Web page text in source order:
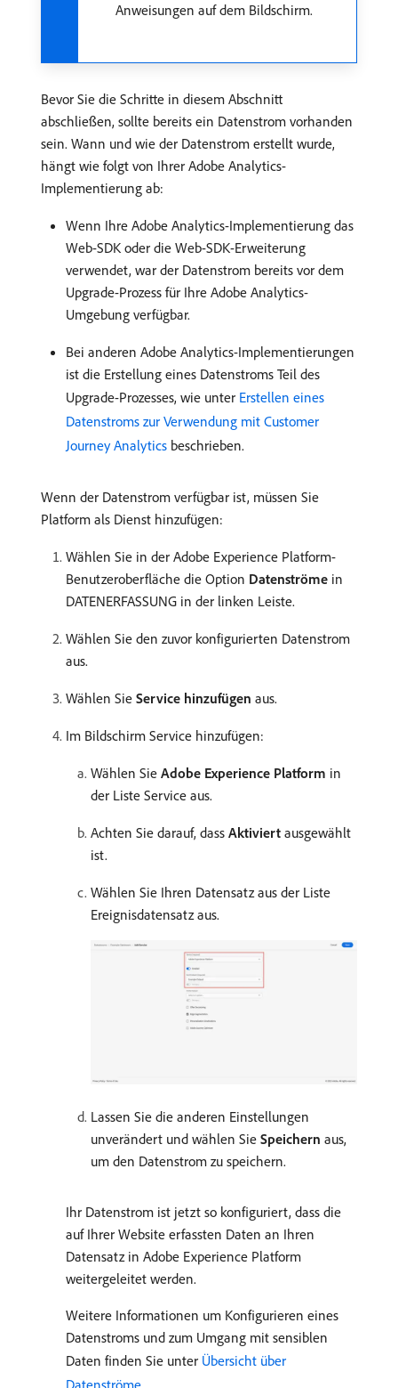
Anweisungen auf dem Bildschirm.
Bevor Sie die Schritte in diesem Abschnitt
abschließen, sollte bereits ein Datenstrom vorhanden
sein. Wann und wie der Datenstrom erstellt wurde,
hängt wie folgt von Ihrer Adobe Analytics-
Implementierung ab:
Wenn Ihre Adobe Analytics-Implementierung das
Web-SDK oder die Web-SDK-Erweiterung
verwendet, war der Datenstrom bereits vor dem
Upgrade-Prozess für Ihre Adobe Analytics-
Umgebung verfügbar.
Bei anderen Adobe Analytics-Implementierungen
ist die Erstellung eines Datenstroms Teil des
Upgrade-Prozesses, wie unter Erstellen eines
Datenstroms zur Verwendung mit Customer
Journey Analytics beschrieben.
Wenn der Datenstrom verfügbar ist, müssen Sie
Platform als Dienst hinzufügen:
Wählen Sie in der Adobe Experience Platform-
Benutzeroberfläche die Option Datenströme in
DATENERFASSUNG in der linken Leiste.
Wählen Sie den zuvor konfigurierten Datenstrom
aus.
Wählen Sie Service hinzufügen aus.
Im Bildschirm Service hinzufügen:
Wählen Sie Adobe Experience Platform in
der Liste Service aus.
Achten Sie darauf, dass Aktiviert ausgewählt
ist.
Wählen Sie Ihren Datensatz aus der Liste
Ereignisdatensatz aus.
Lassen Sie die anderen Einstellungen
unverändert und wählen Sie Speichern aus,
um den Datenstrom zu speichern.
Ihr Datenstrom ist jetzt so konfiguriert, dass die
auf Ihrer Website erfassten Daten an Ihren
Datensatz in Adobe Experience Platform
weitergeleitet werden.
Weitere Informationen um Konfigurieren eines
Datenstroms und zum Umgang mit sensiblen
Daten finden Sie unter Übersicht über